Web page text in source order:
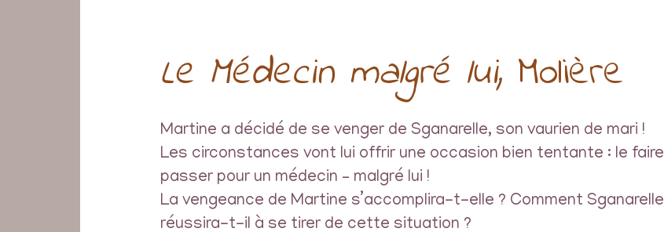
Le Médecin malgré lui, Molière
Martine a décidé de se venger de Sganarelle, son vaurien de mari !
Les circonstances vont lui offrir une occasion bien tentante : le faire
passer pour un médecin – malgré lui !
La vengeance de Martine s’accomplira-t-elle ? Comment Sganarelle
réussira-t-il à se tirer de cette situation ?